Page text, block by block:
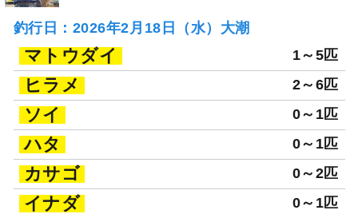
釣行日：2026年2月18日（水）大潮
マトウダイ 1～5匹
ヒラメ 2～6匹
ソイ 0～1匹
ハタ 0～1匹
カサゴ 0～2匹
イナダ 0～1匹